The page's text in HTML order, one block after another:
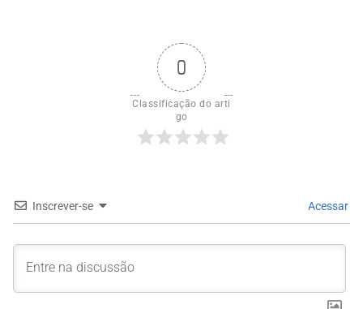
0
Classificação do arti
go
Inscrever-se Acessar